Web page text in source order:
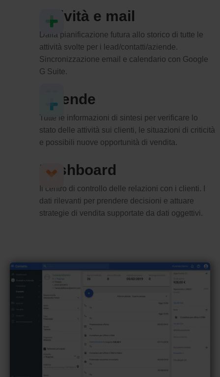
Attività e mail
Dalla pianificazione futura allo storico di tutte le
attività svolte per i lead/contatti/aziende.
Sincronizzazione email e calendario con Google
G Suite.
Aziende
Tutte le informazioni di sintesi per verificare lo
stato delle attività sui clienti, le situazioni di criticità
e possibili nuove opportunità di vendita.
Dashboard
Il centro di controllo delle relazioni con i clienti. I
dati rilevanti per prendere decisioni e attuare
strategie di vendita supportate da dati oggettivi.